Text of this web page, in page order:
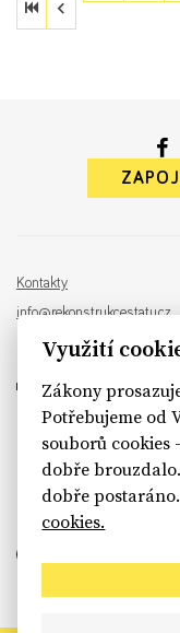
Kontakty
info@rekonstrukcestatu.cz
Návrh a vývoj: Sinfin ,
sinfin.digital
Využití
Zákony
Potřebujeme od
souborů cookies
dobře
dobře
cookies.